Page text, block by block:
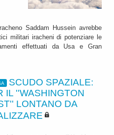
Saddam Hussein avrebbe
militari iracheni di potenziare le
effettuati da Usa e Gran
SCUDO SPAZIALE:
IL ''WASHINGTON
LONTANO DA